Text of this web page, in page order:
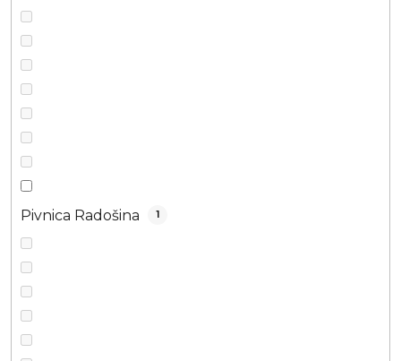
Pivnica Radošina 1